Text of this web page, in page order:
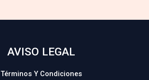
AVISO LEGAL
Términos Y Condiciones